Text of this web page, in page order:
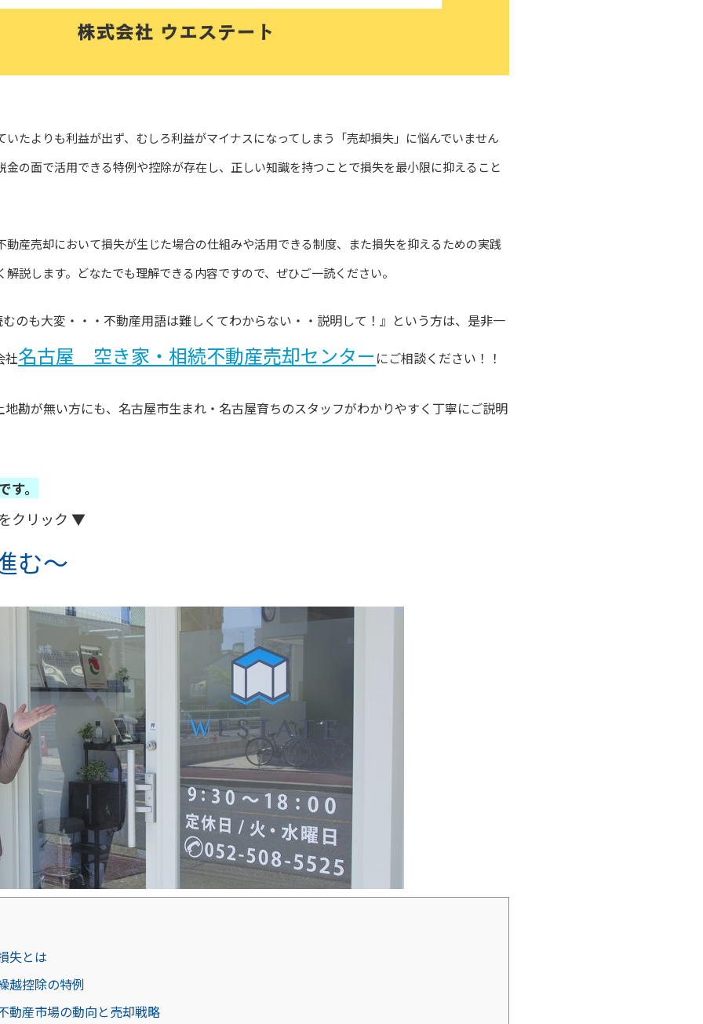
たよりも利益が出ず、むしろ利益がマイナスになってしまう「売却損失」に悩んでいません
金の面で活用できる特例や控除が存在し、正しい知識を持つことで損失を最小限に抑えること
動産売却において損失が生じた場合の仕組みや活用できる制度、また損失を抑えるための実践
説します。どなたでも理解できる内容ですので、ぜひご一読ください。
のも大変・・・不動産用語は難しくてわからない・・説明して！』という方は、是非一
社名古屋 空き家・相続不動産売却センター にご相談ください！！
勘が無い方にも、名古屋市生まれ・名古屋育ちのスタッフがわかりやすく丁寧にご説明
。
クリック ▼
む～
失とは
越控除の特例
動産市場の動向と売却戦略